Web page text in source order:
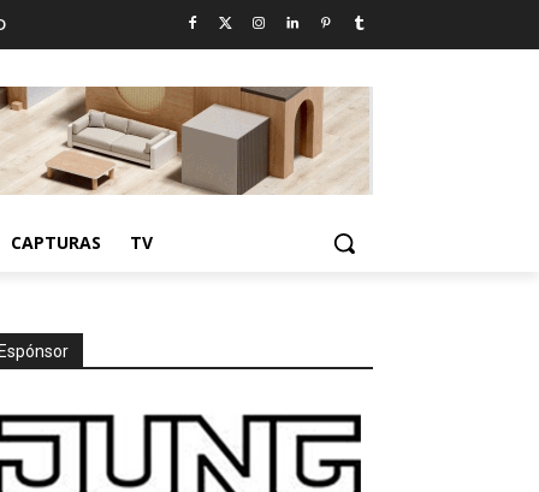
CAPTURAS TV